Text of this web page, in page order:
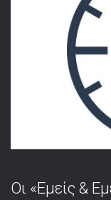
Οι «Εμείς &